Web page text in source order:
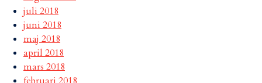
juli 2018
juni 2018
maj 2018
april 2018
mars 2018